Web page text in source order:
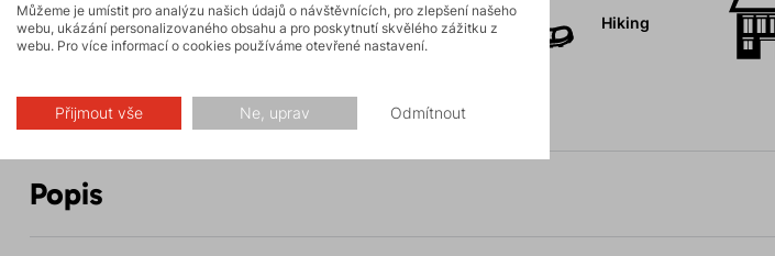
Skalní lezení a
ferraty
Vysokohorská
turistika
Hiking
Popis
Můžeme je umístit pro analýzu našich údajů o návštěvnících, pro zlepšení našeho
webu, ukázání personalizovaného obsahu a pro poskytnutí skvělého zážitku z
webu. Pro více informací o cookies používáme otevřené nastavení.
Přijmout vše Ne, uprav Odmítnout